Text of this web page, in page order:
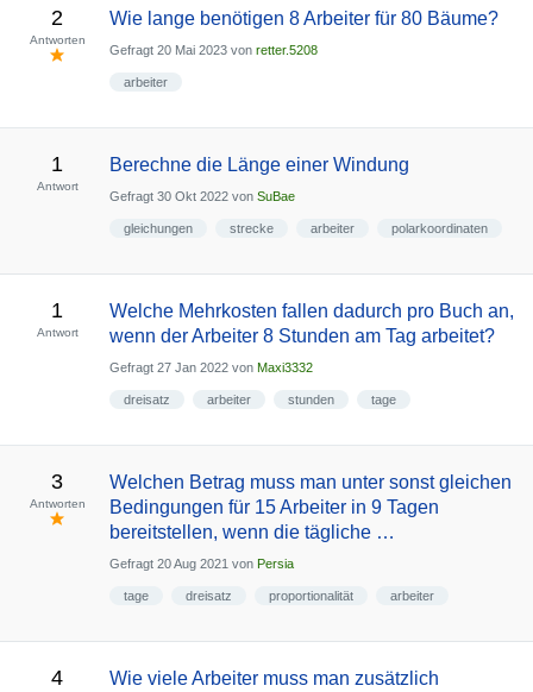
2
Antworten
Wie lange benötigen 8 Arbeiter für 80 Bäume?
Gefragt 20 Mai 2023 von retter.5208
arbeiter
1
Antwort
Berechne die Länge einer Windung
Gefragt 30 Okt 2022 von SuBae
gleichungen strecke arbeiter polarkoordinaten
1
Antwort
Welche Mehrkosten fallen dadurch pro Buch an,
wenn der Arbeiter 8 Stunden am Tag arbeitet?
Gefragt 27 Jan 2022 von Maxi3332
dreisatz arbeiter stunden tage
3
Antworten
Welchen Betrag muss man unter sonst gleichen
Bedingungen für 15 Arbeiter in 9 Tagen
bereitstellen, wenn die tägliche …
Gefragt 20 Aug 2021 von Persia
tage dreisatz proportionalität arbeiter
4
Wie viele Arbeiter muss man zusätzlich